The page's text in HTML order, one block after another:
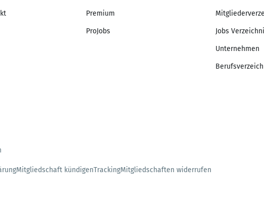
Premium
ProJobs Jobs
Unternehmen
Mitgliedschaft kündigenTrackingMitgliedschaften widerrufen